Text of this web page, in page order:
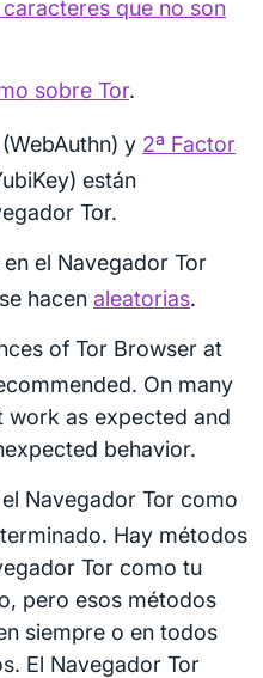
que no son
sobre Tor.
(WebAuthn) y 2ª Factor
están
Tor.
el Navegador Tor
hacen aleatorias.
of Tor Browser at
On many
as expected and
behavior.
Navegador Tor como
Hay métodos
Tor como tu
pero esos métodos
siempre o en todos
El Navegador Tor